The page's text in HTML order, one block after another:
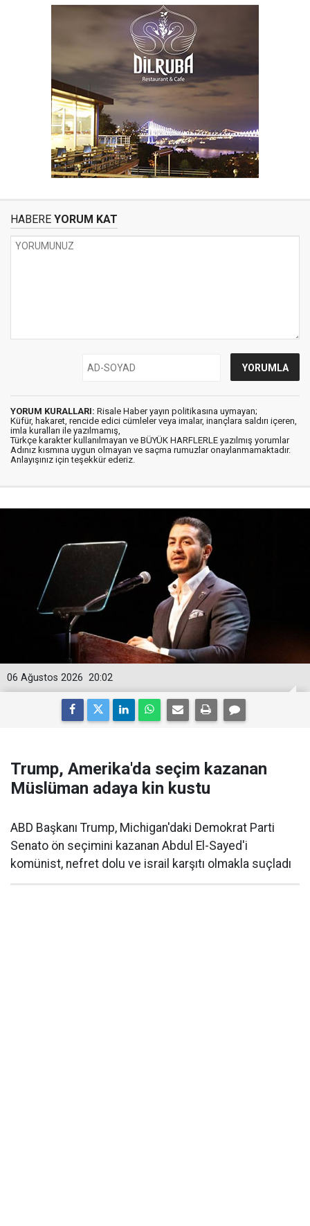
HABERE YORUM KAT
YORUM KURALLARI: Risale Haber yayın politikasına uymayan;
Küfür, hakaret, rencide edici cümleler veya imalar, inançlara saldırı içeren,
imla kuralları ile yazılmamış,
Türkçe karakter kullanılmayan ve BÜYÜK HARFLERLE yazılmış yorumlar
Adınız kısmına uygun olmayan ve saçma rumuzlar onaylanmamaktadır.
Anlayışınız için teşekkür ederiz.
20:02
06 Ağustos 2026
Trump, Amerika'da seçim kazanan
Müslüman adaya kin kustu
ABD Başkanı Trump, Michigan'daki Demokrat Parti
Senato ön seçimini kazanan Abdul El-Sayed'i
komünist, nefret dolu ve israil karşıtı olmakla suçladı